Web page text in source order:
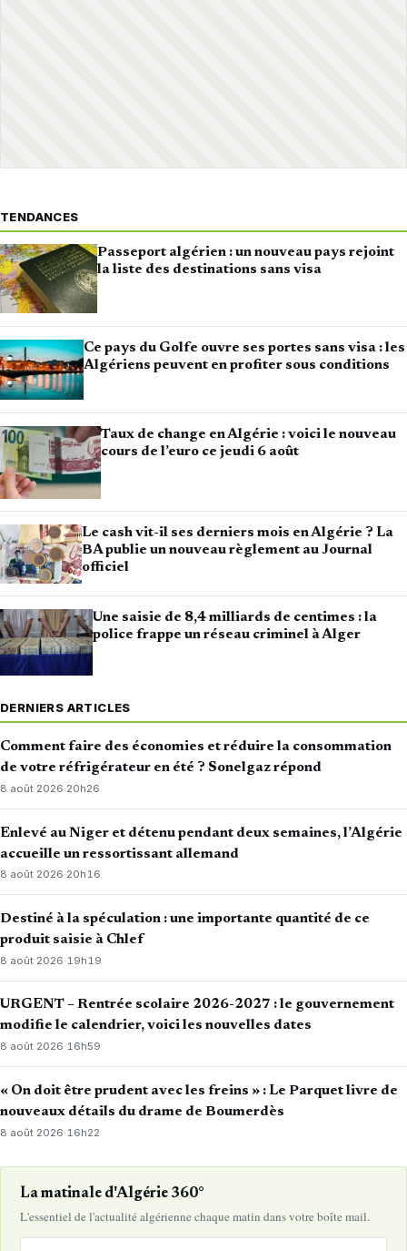
TENDANCES
Passeport algérien : un nouveau pays rejoint
la liste des destinations sans visa
Ce pays du Golfe ouvre ses portes sans visa : les
Algériens peuvent en profiter sous conditions
Taux de change en Algérie : voici le nouveau
cours de l’euro ce jeudi 6 août
Le cash vit-il ses derniers mois en Algérie ? La
BA publie un nouveau règlement au Journal
officiel
Une saisie de 8,4 milliards de centimes : la
police frappe un réseau criminel à Alger
DERNIERS ARTICLES
Comment faire des économies et réduire la consommation
de votre réfrigérateur en été ? Sonelgaz répond
8 août 2026·20h26
Enlevé au Niger et détenu pendant deux semaines, l’Algérie
accueille un ressortissant allemand
8 août 2026·20h16
Destiné à la spéculation : une importante quantité de ce
produit saisie à Chlef
8 août 2026· 19h19
URGENT – Rentrée scolaire 2026-2027 : le gouvernement
modifie le calendrier, voici les nouvelles dates
8 août 2026·16h59
« On doit être prudent avec les freins » : Le Parquet livre de
nouveaux détails du drame de Boumerdès
8 août 2026· 16h22
La matinale d'Algérie 360°
L'essentiel de l'actualité algérienne chaque matin dans votre boîte mail.